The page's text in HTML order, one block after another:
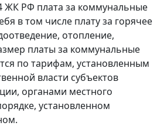
ЖК РФ плата за коммунальные
в том числе плату за горячее
отопление,
платы за коммунальные
по тарифам, установленным
власти субъектов
органами местного
установленном